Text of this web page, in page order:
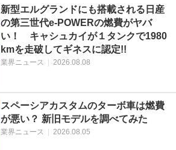
新型エルグランドにも搭載される日産
の第三世代e-POWERの燃費がヤバ
い！ キャシュカイが１タンクで1980
kmを走破してギネスに認定!!
業界ニュース | 2026.08.08
スペーシアカスタムのターボ車は燃費
が悪い？ 新旧モデルを調べてみた
業界ニュース | 2026.08.05